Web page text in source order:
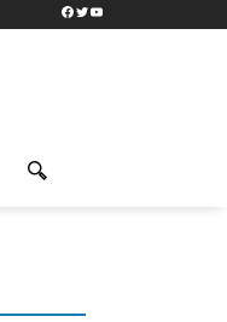
Facebook
TwitterYouTube